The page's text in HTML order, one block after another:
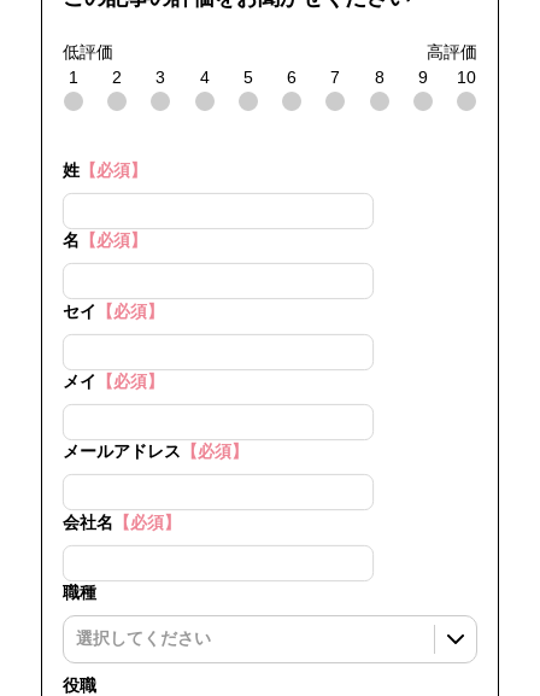
低評価
高評価
1
2 3 4 5 6 7 8 9 10
姓【必須】
名 【必須】
セイ 【必須】
メイ 【必須】
メールアドレス 【必須】
会社名 【必須】
職種
役職